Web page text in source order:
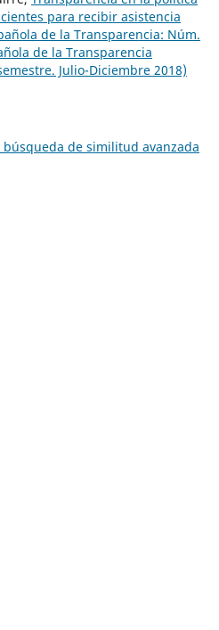
para recibir asistencia
de la Transparencia: Núm.
de la Transparencia
Julio-Diciembre 2018)
de similitud avanzada